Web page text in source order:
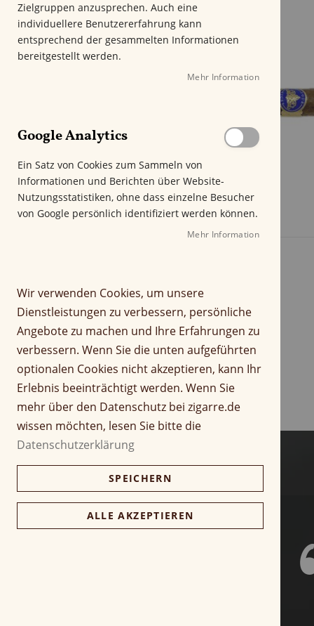
E
n
d
e
i
d
g
a
l
s
p
r
n
g
e
n
Z
u
A
n
f
a
g
d
r
i
Zielgruppen anzusprechen. Auch eine
individuellere Benutzererfahrung kann
entsprechend der gesammelten Informationen
bereitgestellt werden.
Mehr Information
Google Analytics
Ein Satz von Cookies zum Sammeln von
Informationen und Berichten über Website-
Nutzungsstatistiken, ohne dass einzelne Besucher
von Google persönlich identifiziert werden können.
Mehr Information
Wir verwenden Cookies, um unsere
Dienstleistungen zu verbessern, persönliche
Angebote zu machen und Ihre Erfahrungen zu
verbessern. Wenn Sie die unten aufgeführten
optionalen Cookies nicht akzeptieren, kann Ihr
Erlebnis beeinträchtigt werden. Wenn Sie
mehr über den Datenschutz bei zigarre.de
wissen möchten, lesen Sie bitte die
Datenschutzerklärung
SPEICHERN
ALLE AKZEPTIEREN